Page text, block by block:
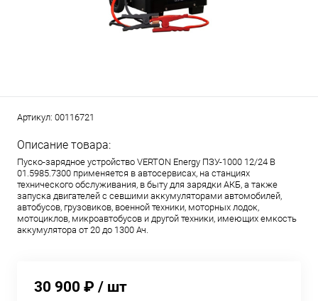
Артикул: 00116721
Описание товара:
Пуско-зарядное устройство VERTON Energy ПЗУ-1000 12/24 В
01.5985.7300 применяется в автосервисах, на станциях
технического обслуживания, в быту для зарядки АКБ, а также
запуска двигателей с севшими аккумуляторами автомобилей,
автобусов, грузовиков, военной техники, моторных лодок,
мотоциклов, микроавтобусов и другой техники, имеющих емкость
аккумулятора от 20 до 1300 Ач.
30 900 ₽ / шт